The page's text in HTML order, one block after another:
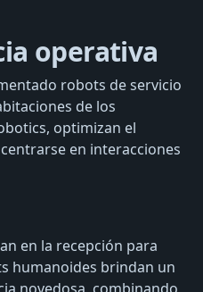
operativa
robots de servicio
de los
optimizan el
en interacciones
en la recepción para
humanoides brindan un